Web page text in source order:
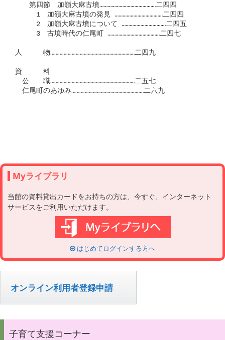
第四節　加嶺大麻古墳……………………………………二四四
1　加嶺大麻古墳の発見 ………………………………二四四
2　加嶺大麻古墳について ……………………………二四五
3　古墳時代の仁尾町 …………………………………二四七
人　　　物………………………………………………………二四九
資　　　料
公　　職………………………………………………………二五七
仁尾町のあゆみ………………………………………………二六九
Myライブラリ
当館の資料貸出カードをお持ちの方は、今すぐ、インターネット
サービスをご利用いただけます。
はじめてログインする方へ
オンライン利用者登録申請
子育て支援コーナー